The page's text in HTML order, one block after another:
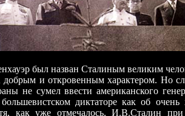
был назван Сталиным великим
и откровенным характером. Но
не сумел ввести американского
диктаторе как об
как уже отмечалось, И.В.Сталин